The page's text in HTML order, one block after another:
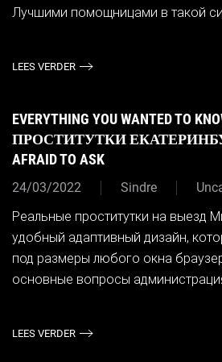
Лучшими помощницами в такой
LEES VERDER
EVERYTHING YOU WANTED TO
ПРОСТИТУТКИ
AFRAID TO ASK
24/03/2022 Sindre
Реальные проститутки на выезд
удобный адаптивный дизайн,
под размеры любого окна
основные вопросы
LEES VERDER